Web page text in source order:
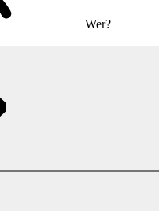
Wer?